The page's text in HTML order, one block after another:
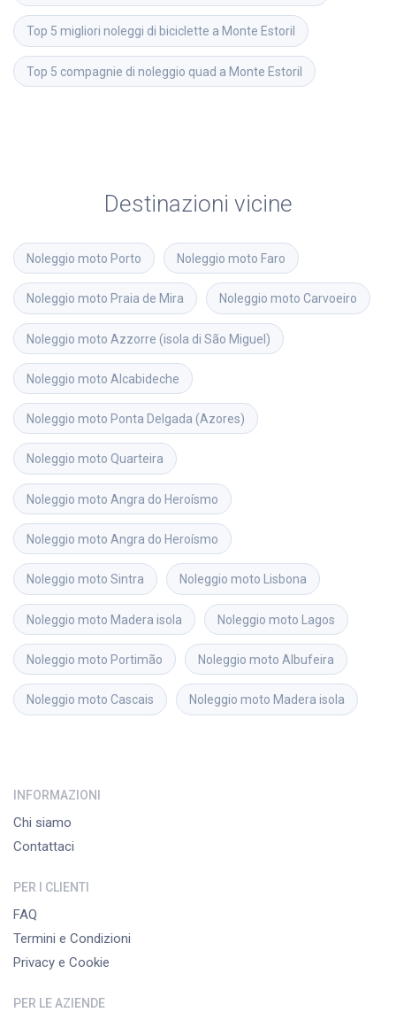
Top 5 migliori noleggi di biciclette a Monte Estoril
Top 5 compagnie di noleggio quad a Monte Estoril
Destinazioni vicine
Noleggio moto Porto Noleggio moto Faro
Noleggio moto Praia de Mira Noleggio moto Carvoeiro
Noleggio moto Azzorre (isola di São Miguel)
Noleggio moto Alcabideche
Noleggio moto Ponta Delgada (Azores)
Noleggio moto Quarteira
Noleggio moto Angra do Heroísmo
Noleggio moto Angra do Heroísmo
Noleggio moto Sintra Noleggio moto Lisbona
Noleggio moto Madera isola Noleggio moto Lagos
Noleggio moto Portimão Noleggio moto Albufeira
Noleggio moto Cascais Noleggio moto Madera isola
INFORMAZIONI
Chi siamo
Contattaci
PER I CLIENTI
FAQ
Termini e Condizioni
Privacy e Cookie
PER LE AZIENDE